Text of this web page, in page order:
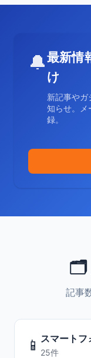
🔔最新情
け
新記事やガ
知らせ。メ
録。
🗂️
記事
📱 スマートフ
25件